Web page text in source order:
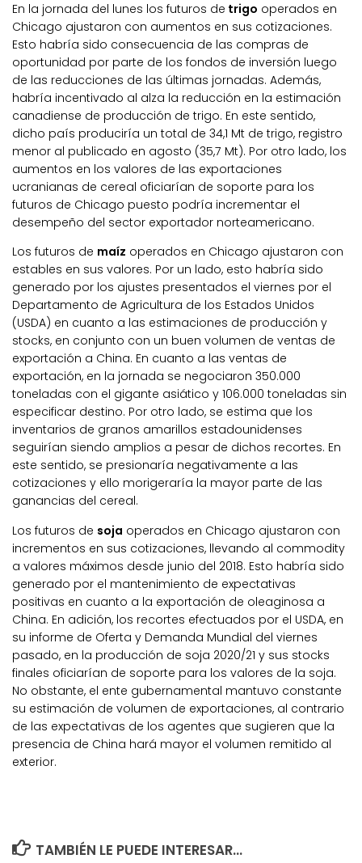
En la jornada del lunes los futuros de trigo operados en
Chicago ajustaron con aumentos en sus cotizaciones.
Esto habría sido consecuencia de las compras de
oportunidad por parte de los fondos de inversión luego
de las reducciones de las últimas jornadas. Además,
habría incentivado al alza la reducción en la estimación
canadiense de producción de trigo. En este sentido,
dicho país produciría un total de 34,1 Mt de trigo, registro
menor al publicado en agosto (35,7 Mt). Por otro lado, los
aumentos en los valores de las exportaciones
ucranianas de cereal oficiarían de soporte para los
futuros de Chicago puesto podría incrementar el
desempeño del sector exportador norteamericano.
Los futuros de maíz operados en Chicago ajustaron con
estables en sus valores. Por un lado, esto habría sido
generado por los ajustes presentados el viernes por el
Departamento de Agricultura de los Estados Unidos
(USDA) en cuanto a las estimaciones de producción y
stocks, en conjunto con un buen volumen de ventas de
exportación a China. En cuanto a las ventas de
exportación, en la jornada se negociaron 350.000
toneladas con el gigante asiático y 106.000 toneladas sin
especificar destino. Por otro lado, se estima que los
inventarios de granos amarillos estadounidenses
seguirían siendo amplios a pesar de dichos recortes. En
este sentido, se presionaría negativamente a las
cotizaciones y ello morigeraría la mayor parte de las
ganancias del cereal.
Los futuros de soja operados en Chicago ajustaron con
incrementos en sus cotizaciones, llevando al commodity
a valores máximos desde junio del 2018. Esto habría sido
generado por el mantenimiento de expectativas
positivas en cuanto a la exportación de oleaginosa a
China. En adición, los recortes efectuados por el USDA, en
su informe de Oferta y Demanda Mundial del viernes
pasado, en la producción de soja 2020/21 y sus stocks
finales oficiarían de soporte para los valores de la soja.
No obstante, el ente gubernamental mantuvo constante
su estimación de volumen de exportaciones, al contrario
de las expectativas de los agentes que sugieren que la
presencia de China hará mayor el volumen remitido al
exterior.
TAMBIÉN LE PUEDE INTERESAR...